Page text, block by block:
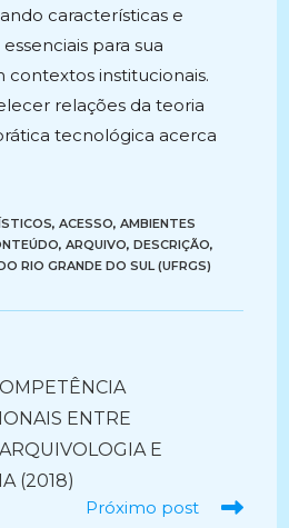
características e
para sua
institucionais.
relações da teoria
tecnológica acerca
, ACESSO, AMBIENTES
, ARQUIVO, DESCRIÇÃO,
RIO GRANDE DO SUL (UFRGS)
ENTRE
E
(2018)
Próximo post